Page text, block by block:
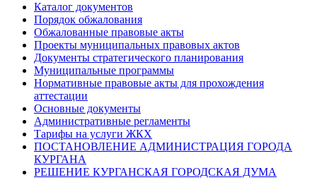
Каталог документов
Порядок обжалования
Обжалованные правовые акты
Проекты муниципальных правовых актов
Документы стратегического планирования
Муниципальные программы
Нормативные правовые акты для прохождения
аттестации
Основные документы
Административные регламенты
Тарифы на услуги ЖКХ
ПОСТАНОВЛЕНИЕ АДМИНИСТРАЦИЯ ГОРОДА
КУРГАНА
РЕШЕНИЕ КУРГАНСКАЯ ГОРОДСКАЯ ДУМА